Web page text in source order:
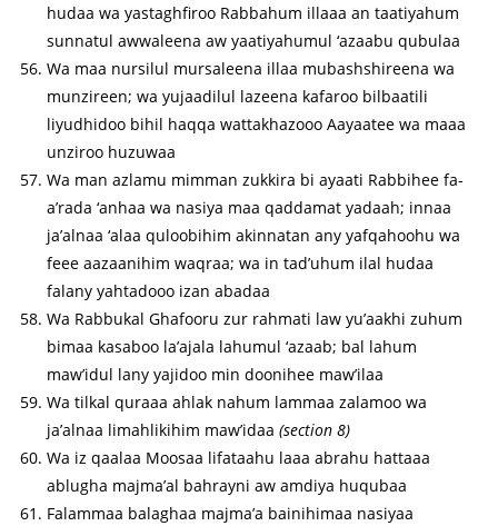
hudaa wa yastaghfiroo Rabbahum illaaa an taatiyahum
sunnatul awwaleena aw yaatiyahumul ‘azaabu qubulaa
Wa maa nursilul mursaleena illaa mubashshireena wa
munzireen; wa yujaadilul lazeena kafaroo bilbaatili
liyudhidoo bihil haqqa wattakhazooo Aayaatee wa maaa
unziroo huzuwaa
Wa man azlamu mimman zukkira bi ayaati Rabbihee fa-
a’rada ‘anhaa wa nasiya maa qaddamat yadaah; innaa
ja’alnaa ‘alaa quloobihim akinnatan any yafqahoohu wa
feee aazaanihim waqraa; wa in tad’uhum ilal hudaa
falany yahtadooo izan abadaa
Wa Rabbukal Ghafooru zur rahmati law yu’aakhi zuhum
bimaa kasaboo la’ajala lahumul ‘azaab; bal lahum
maw’idul lany yajidoo min doonihee maw’ilaa
Wa tilkal quraaa ahlak nahum lammaa zalamoo wa
ja’alnaa limahlikihim maw’idaa(section 8)
Wa iz qaalaa Moosaa lifataahu laaa abrahu hattaaa
ablugha majma’al bahrayni aw amdiya huqubaa
Falammaa balaghaa majma’a bainihimaa nasiyaa